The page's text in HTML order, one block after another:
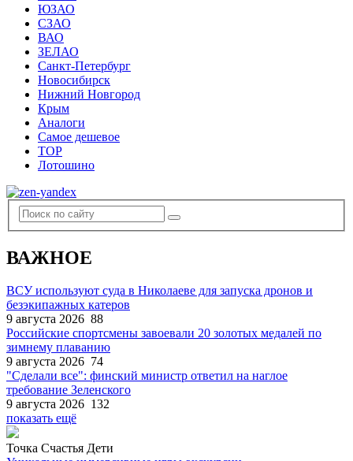
ЮЗАО
СЗАО
ВАО
ЗЕЛАО
Санкт-Петербург
Новосибирск
Нижний Новгород
Крым
Аналоги
Самое дешевое
TOP
Лотошино
ВАЖНОЕ
ВСУ используют суда в Николаеве для запуска дронов и
безэкипажных катеров
9 августа 2026 88
Российские спортсмены завоевали 20 золотых медалей по
зимнему плаванию
9 августа 2026 74
"Сделали все": финский министр ответил на наглое
требование Зеленского
9 августа 2026 132
показать ещё
Точка Счастья Дети